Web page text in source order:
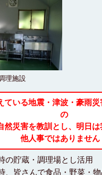
理施設
ている地震・津波・豪雨
の
然災害を教訓とし、明日は
他人事ではありません
の貯蔵・調理場とし活用
、皆さんで食品・野菜・